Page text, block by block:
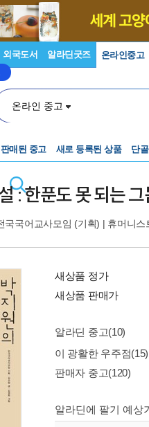
외국도서 알라딘굿즈 온라인중고
온라인 중고
매된 중고 새로 등록된 상품 단
: 한푼도 못 되는
국국어교사모임 (기획) | 휴머니스
새상품 정가
새상품 판매가
알라딘 중고(10)
이 광활한 우주점(15)
판매자 중고(120)
알라딘에 팔기 예상